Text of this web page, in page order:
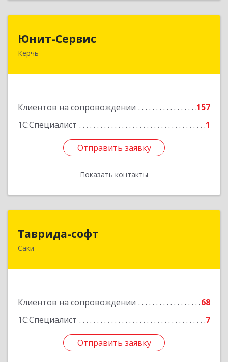
Юнит-Сервис
Керчь
Клиентов на сопровождении
157
1С:Специалист
1
Отправить заявку
Показать контакты
298300, Крым Респ, Керчь г, Кооперативный
Отправить заявку
Назад
Таврида-софт
Саки
Клиентов на сопровождении
68
1С:Специалист
7
Отправить заявку
Подробнее
Отправить заявку